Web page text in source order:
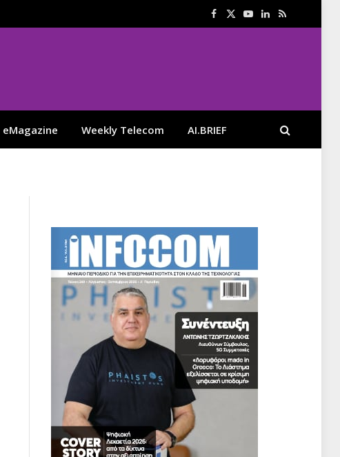
Facebook
X
YouTube
LinkedIn
RSS
eMagazine Weekly Telecom AI.BRIEF